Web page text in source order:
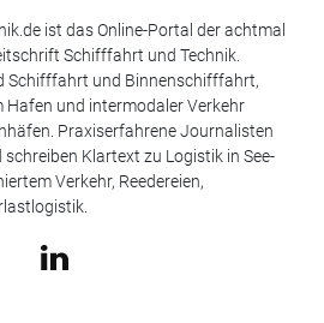
ist das Online-Portal der achtmal
Schifffahrt und Technik.
Schifffahrt und Binnenschifffahrt,
und intermodaler Verkehr
Praxiserfahrene Journalisten
Klartext zu Logistik in See-
Verkehr, Reedereien,